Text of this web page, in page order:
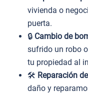
vivienda o
puerta.
🔒 Cambio de
sufrido un robo
tu propiedad al
🛠️ Reparación
daño y